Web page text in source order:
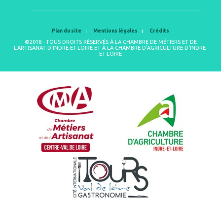
Plan du site Mentions légales Crédits
©2018 - TOUS DROITS RÉSERVÉS À LA CHAMBRE DE MÉTIERS ET DE
L'ARTISANAT D'INDRE-ET-LOIRE ET À LA CHAMBRE D'AGRICULTURE D'INDRE-
ET-LOIRE